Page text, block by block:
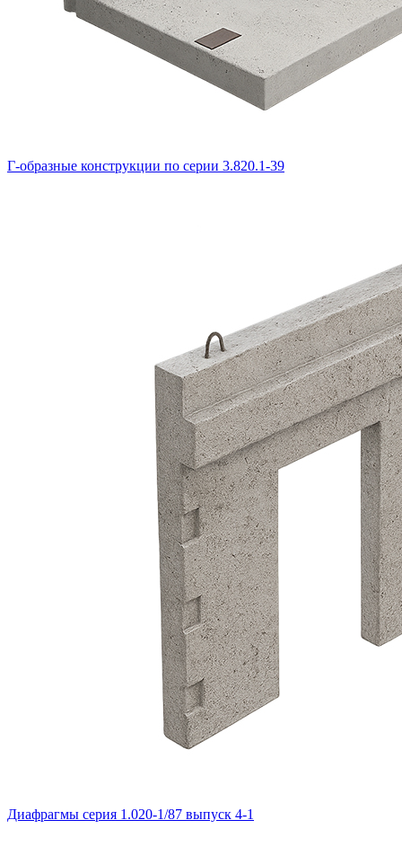
Г-образные конструкции по серии 3.820.1-39
Диафрагмы серия 1.020-1/87 выпуск 4-1